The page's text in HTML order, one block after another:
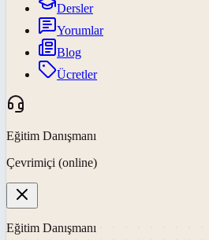
Dersler
Yorumlar
Blog
Ücretler
Eğitim Danışmanı
Çevrimiçi (online)
Eğitim Danışmanı